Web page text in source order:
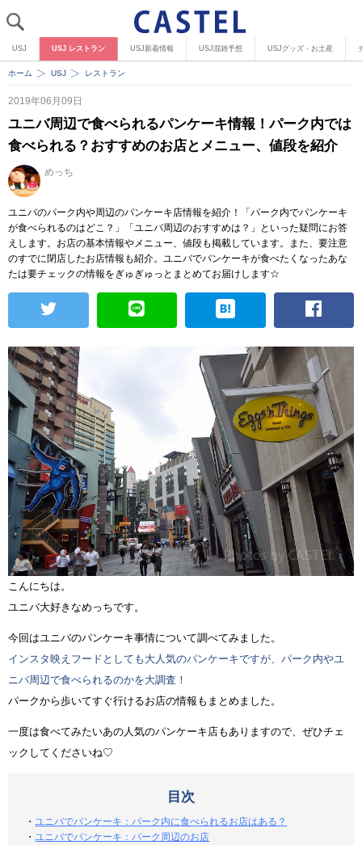
USJ USJ レストラン USJ新着情報 USJ混雑予想 USJグッズ・お土産
ホーム USJ レストラン
2019年06月09日
ユニバ周辺で食べられるパンケーキ情報！パーク内では
食べられる？おすすめのお店とメニュー、値段を紹介
めっち
ユニバのパーク内や周辺のパンケーキ店情報を紹介！「パーク内でパンケーキ
が食べられるのはどこ？」「ユニバ周辺のおすすめは？」といった疑問にお答
えします。お店の基本情報やメニュー、値段も掲載しています。また、要注意
のすでに閉店したお店情報も紹介。ユニバでパンケーキが食べたくなったあな
たは要チェックの情報をぎゅぎゅっとまとめてお届けします☆
こんにちは。
ユニバ大好きなめっちです。
今回はユニバのパンケーキ事情について調べてみました。
インスタ映えフードとしても大人気のパンケーキですが、パーク内やユ
ニバ周辺で食べられるのかを大調査！
パークから歩いてすぐ行けるお店の情報もまとめました。
一度は食べてみたいあの人気のパンケーキ店もありますので、ぜひチェ
ックしてくださいね♡
目次
・ユニバでパンケーキ：パーク内に食べられるお店はある？
・ユニバでパンケーキ：パーク周辺のお店